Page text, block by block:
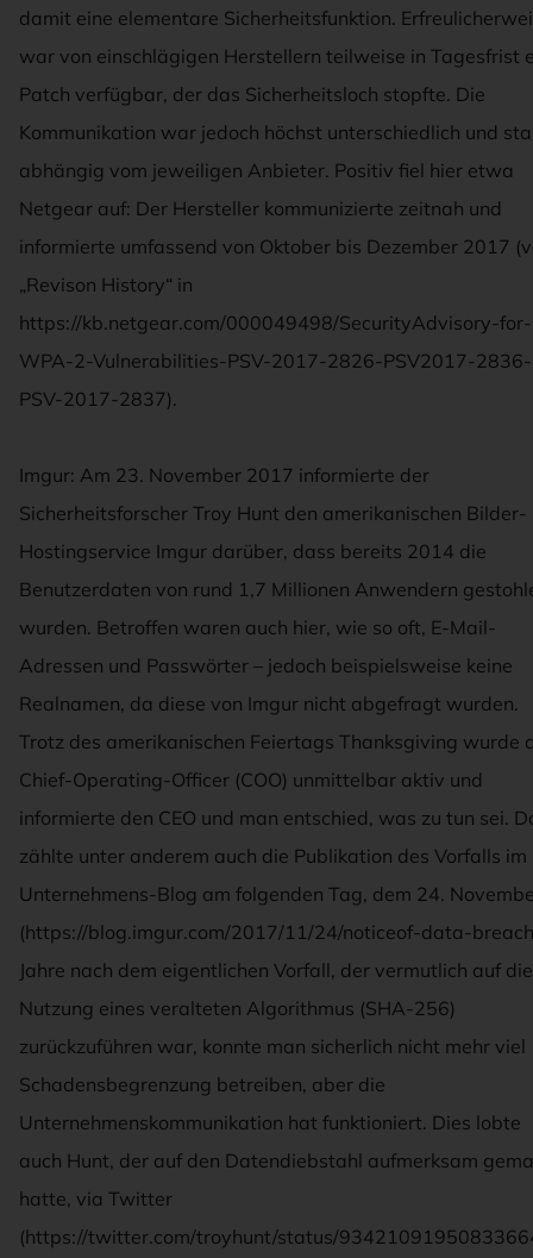
damit eine elementare Sicherheitsfunktion.
war von einschlägigen Herstellern teilweise in Tagesfrist
Patch verfügbar, der das Sicherheitsloch stopfte. Die
Kommunikation war jedoch höchst unterschiedlich und
abhängig vom jeweiligen Anbieter. Positiv fiel hier etwa
Netgear auf: Der Hersteller kommunizierte zeitnah und
informierte umfassend von Oktober bis Dezember 2017
„Revison History“ in
https://kb.netgear.com/000049498/SecurityAdvisory-for-
WPA-2-Vulnerabilities-PSV-2017-2826-PSV2017-2836-
PSV-2017-2837).
Imgur: Am 23. November 2017 informierte der
Sicherheitsforscher Troy Hunt den amerikanischen Bilder-
Hostingservice Imgur darüber, dass bereits 2014 die
Benutzerdaten von rund 1,7 Millionen Anwendern
wurden. Betroffen waren auch hier, wie so oft, E-Mail-
Adressen und Passwörter – jedoch beispielsweise keine
Realnamen, da diese von Imgur nicht abgefragt wurden.
Trotz des amerikanischen Feiertags Thanksgiving wurde
Chief-Operating-Officer (COO) unmittelbar aktiv und
informierte den CEO und man entschied, was zu tun sei.
zählte unter anderem auch die Publikation des Vorfalls im
Unternehmens-Blog am folgenden Tag, dem 24.
(https://blog.imgur.com/2017/11/24/noticeof-data-
Jahre nach dem eigentlichen Vorfall, der vermutlich auf die
Nutzung eines veralteten Algorithmus (SHA-256)
zurückzuführen war, konnte man sicherlich nicht mehr viel
Schadensbegrenzung betreiben, aber die
Unternehmenskommunikation hat funktioniert. Dies lobte
auch Hunt, der auf den Datendiebstahl aufmerksam
hatte, via Twitter
(https://twitter.com/troyhunt/status/